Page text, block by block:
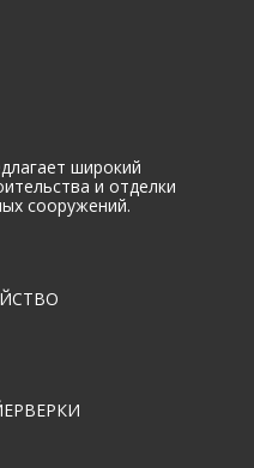
широкий
и отделки
сооружений.